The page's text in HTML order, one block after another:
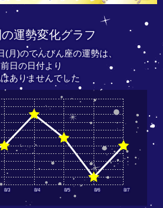
運勢変化グラフ
(月)のてんびん座の運勢は、
前日の日付より
ありませんでした
8/3 8/4 8/5 8/6 8/7